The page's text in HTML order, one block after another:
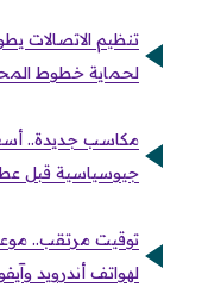
تنظيم الاتصالات
لحماية خطوط
مكاسب جديدة..
جيوسياسية قبل
لهواتف أندرويد